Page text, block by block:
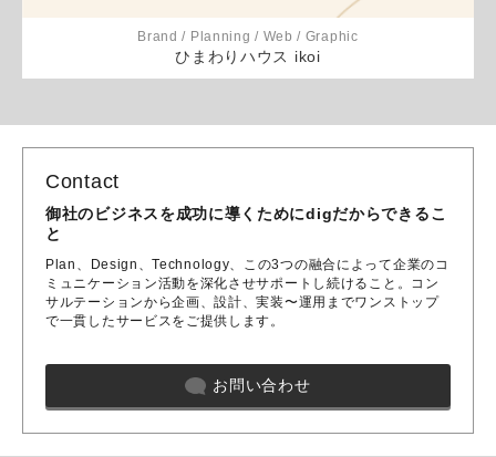
Brand / Planning / Web / Graphic
ひまわりハウス ikoi
Contact
御社のビジネスを成功に導くためにdigだからできるこ
と
Plan、Design、Technology、この3つの融合によって企業のコ
ミュニケーション活動を深化させサポートし続けること。コン
サルテーションから企画、設計、実装〜運用までワンストップ
で一貫したサービスをご提供します。
お問い合わせ